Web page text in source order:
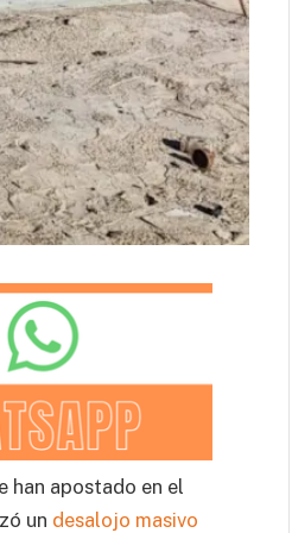
han apostado en el
un desalojo masivo